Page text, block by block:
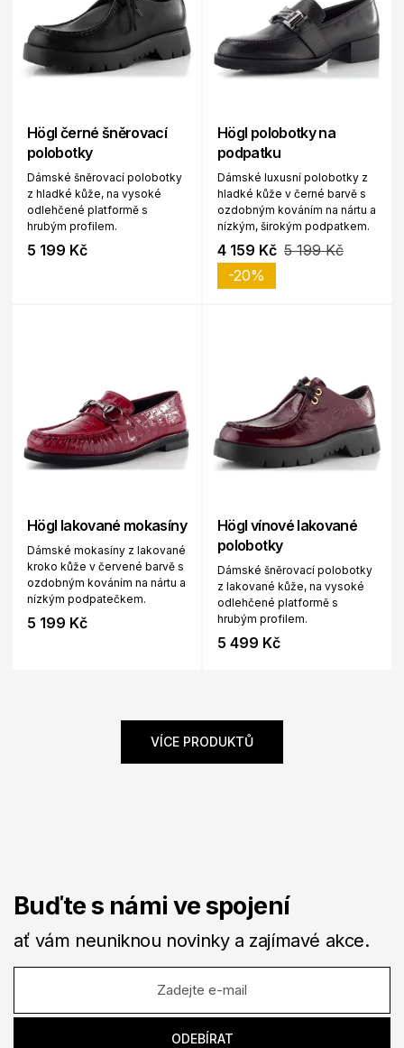
Högl černé šněrovací
polobotky
Dámské šněrovací polobotky
z hladké kůže, na vysoké
odlehčené platformě s
hrubým profilem.
5 199 Kč
Högl polobotky na
podpatku
Dámské luxusní polobotky z
hladké kůže v černé barvě s
ozdobným kováním na nártu a
nízkým, širokým podpatkem.
4 159 Kč 5 199 Kč
-20%
Högl lakované mokasíny
Dámské mokasíny z lakované
kroko kůže v červené barvě s
ozdobným kováním na nártu a
nízkým podpatečkem.
5 199 Kč
Högl vínové lakované
polobotky
Dámské šněrovací polobotky
z lakované kůže, na vysoké
odlehčené platformě s
hrubým profilem.
5 499 Kč
VÍCE PRODUKTŮ
Buďte s námi ve spojení
ať vám neuniknou novinky a zajímavé akce.